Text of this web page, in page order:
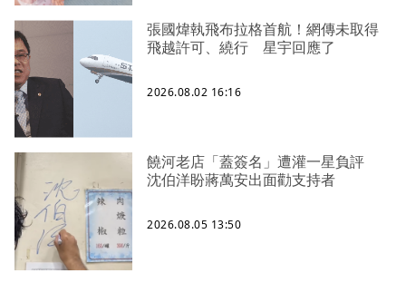
張國煒執飛布拉格首航！網傳未取得
飛越許可、繞行 星宇回應了
2026.08.02 16:16
饒河老店「蓋簽名」遭灌一星負評
沈伯洋盼蔣萬安出面勸支持者
2026.08.05 13:50